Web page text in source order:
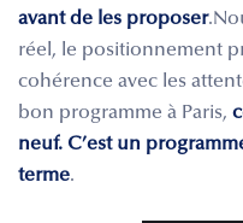
avant de les proposer
réel, le positionnement
cohérence avec les
bon programme à Paris,
neuf. C’est un
terme.